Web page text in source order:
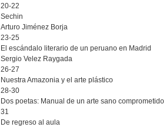
20-22
Sechin
Arturo Jiménez Borja
23-25
El escándalo literario de un peruano en Madrid
Sergio Velez Raygada
26-27
Nuestra Amazonia y el arte plástico
28-30
Dos poetas: Manual de un arte sano
31
De regreso al aula